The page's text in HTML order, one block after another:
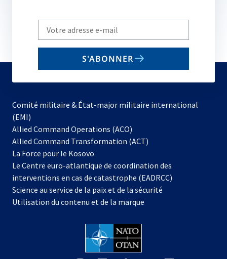
Write
your
email
S'ABONNER
Comité militaire & État-major militaire international
(EMI)
Allied Command Operations (ACO)
dans
nouvel
onglet
Allied Command Transformation (ACT)
La Force pour le Kosovo
dans
un
nouvel
onglet
Le Centre euro-atlantique de coordination des
interventions en cas de catastrophe (EADRCC)
Science au service de la paix et de la sécurité
Utilisation du contenu et de la marque